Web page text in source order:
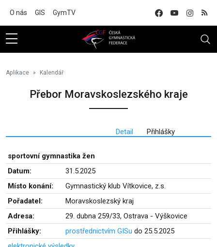
O nás GIS GymTV
Aplikace Kalendář
Přebor Moravskoslezského kraje
Detail Přihlášky
sportovní gymnastika žen
Datum:
31.5.2025
Místo konání:
Gymnastický klub Vítkovice, z.s.
Pořadatel:
Moravskoslezský kraj
Adresa:
29. dubna 259/33, Ostrava - Výškovice
Přihlášky:
prostřednictvím GISu do 25.5.2025